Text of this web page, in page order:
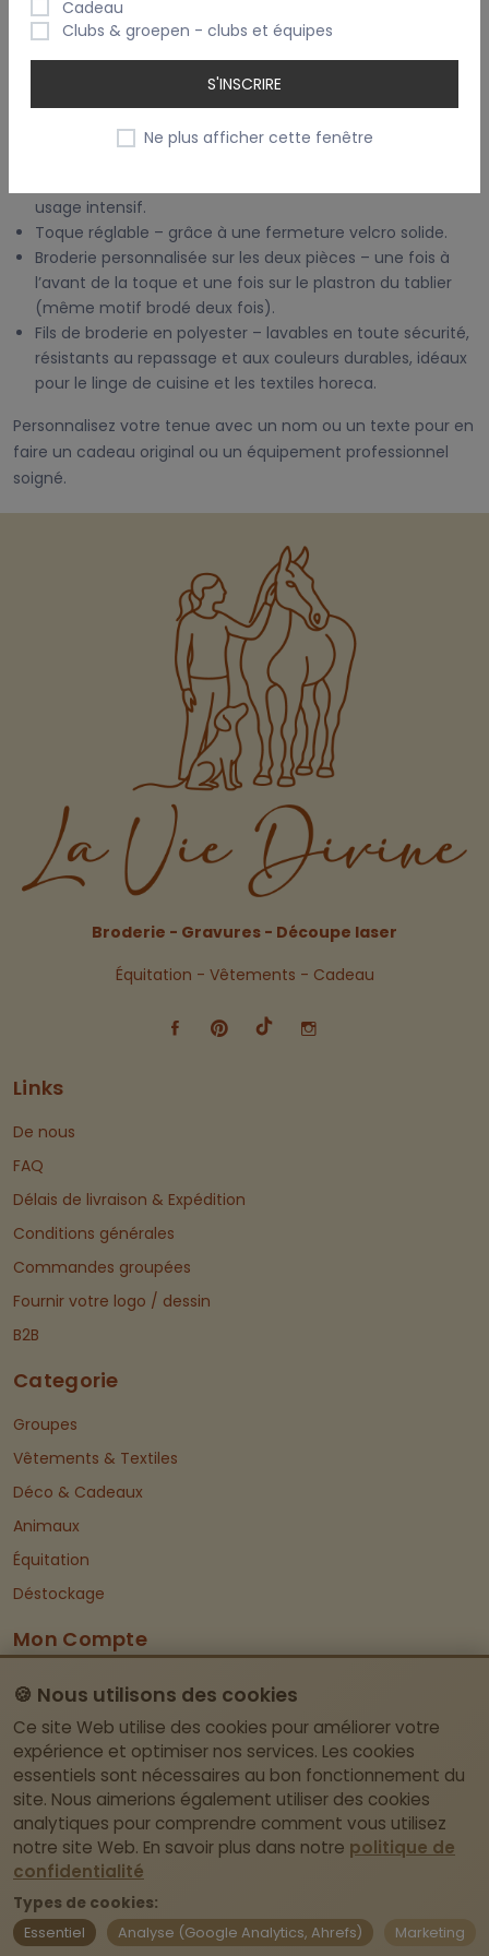
La toque est ajustable grâce à une fermeture velcro à
l’arrière, pour un confort optimal. Le tablier est muni d’un
plastron large qui met parfaitement en valeur votre
Pourquoi choisir cet ensemble ?
usage intensif.
Toque réglable – grâce à une fermeture velcro solide.
Broderie personnalisée sur les deux pièces – une fois à
l’avant de la toque et une fois sur le plastron du tablier
(même motif brodé deux fois).
Fils de broderie en polyester – lavables en toute sécurité,
résistants au repassage et aux couleurs durables, idéaux
pour le linge de cuisine et les textiles horeca.
Personnalisez votre tenue avec un nom ou un texte pour en
faire un cadeau original ou un équipement professionnel
soigné.
Broderie - Gravures - Découpe laser
Équitation - Vêtements - Cadeau
Links
De nous
FAQ
Délais de livraison & Expédition
Conditions générales
Commandes groupées
Fournir votre logo / dessin
B2B
Categorie
Groupes
Vêtements & Textiles
Déco & Cadeaux
Animaux
Équitation
Déstockage
Mon Compte
Dashboard
Informations De Contact
Itegemseweg 81, BE-2222 Wiekevorst (Heist-
op-den-Berg)
Pas de magasin physique – retrait uniquement
sur rendez-vous.
webshop@laviedivine.be
BE0837.204.030
🍪 Nous utilisons des cookies
Ce site Web utilise des cookies pour améliorer votre
expérience et optimiser nos services. Les cookies
essentiels sont nécessaires au bon fonctionnement du
site. Nous aimerions également utiliser des cookies
analytiques pour comprendre comment vous utilisez
notre site Web. En savoir plus dans notre politique de
confidentialité
Types de cookies:
Essentiel Analyse (Google Analytics, Ahrefs) Marketing
Cadeau
Clubs & groepen - clubs et équipes
S'INSCRIRE
Ne plus afficher cette fenêtre